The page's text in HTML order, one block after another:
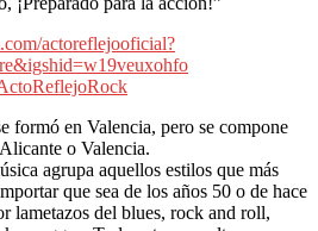
actoreflejooficial?
formó en Valencia, pero se compone
o Valencia.
agrupa aquellos estilos que más
que sea de los años 50 o de hace
lametazos del blues, rock and roll,